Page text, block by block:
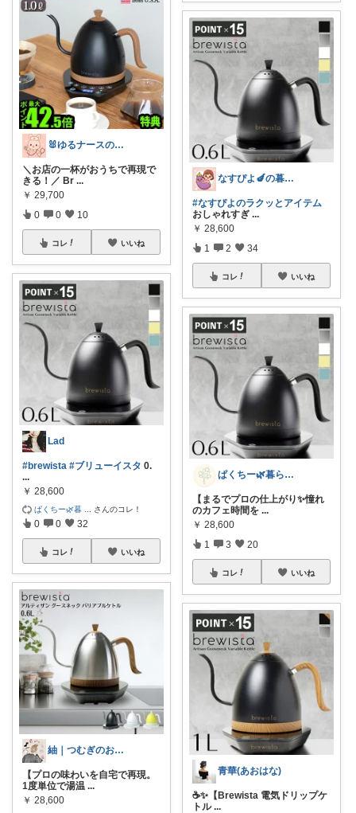
🐰ゆるナースの愛用品ROOM🐰
＼お店の一杯がおうちで再現で
きる！／ Br ...
￥ 29,700
0 0 10
コレ いいね
Lad
#brewista #ブリューイスタ 0.
...
￥ 28,600
ぱくちー🌿暮 さんのコレ！
0 0 32
コレ いいね
紬｜つむぎのおうち時間
【プロの味わいを自宅で再現。
1度単位で湯温 ...
￥ 28,600
なすぴよ🍆の暮らしラクッとROOM⭐️
#なすぴよのラクッとアイテム
おしゃれすぎ ...
￥ 28,600
1 2 34
コレ いいね
ぱくちー🌿暮らしを整える。
【まるでプロの仕上がり✨憧れ
のカフェ時間を ...
￥ 28,600
1 3 20
コレ いいね
青華(あおはな)
☕✨【Brewista 電気ドリップケ
トル ...